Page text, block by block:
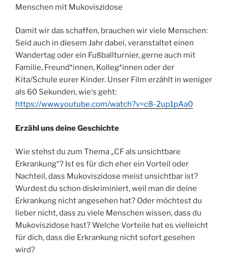
Menschen mit Mukoviszidose
Damit wir das schaffen, brauchen wir viele Menschen:
Seid auch in diesem Jahr dabei, veranstaltet einen
Wandertag oder ein Fußballturnier, gerne auch mit
Familie, Freund*innen, Kolleg*innen oder der
Kita/Schule eurer Kinder. Unser Film erzählt in weniger
als 60 Sekunden, wie‘s geht:
https://www.youtube.com/watch?v=c8-2up1pAa0
Erzähl uns deine Geschichte
Wie stehst du zum Thema „CF als unsichtbare
Erkrankung“? Ist es für dich eher ein Vorteil oder
Nachteil, dass Mukoviszidose meist unsichtbar ist?
Wurdest du schon diskriminiert, weil man dir deine
Erkrankung nicht angesehen hat? Oder möchtest du
lieber nicht, dass zu viele Menschen wissen, dass du
Mukoviszidose hast? Welche Vorteile hat es vielleicht
für dich, dass die Erkrankung nicht sofort gesehen
wird?